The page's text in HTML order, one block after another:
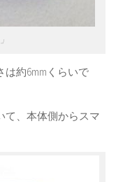
は約6mmくらいで
て、本体側からスマ